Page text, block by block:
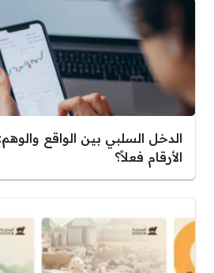
الدخل السلبي بين الواقع
الأرقام فعلاً؟